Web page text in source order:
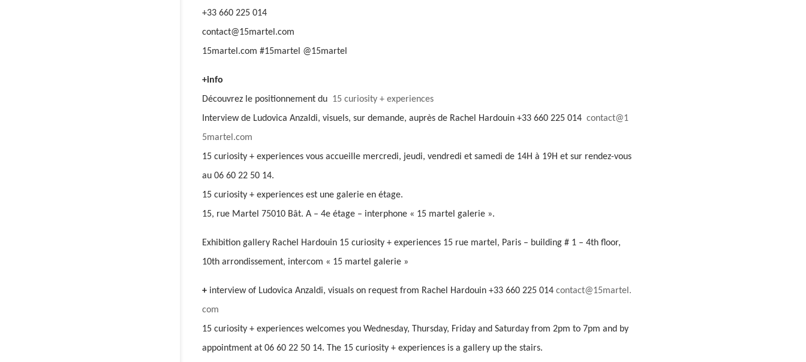
+33 660 225 014
contact@15martel.com
15martel.com #15martel @15martel
+info
Découvrez le positionnement du 15 curiosity + experiences
Interview de Ludovica Anzaldi, visuels, sur demande, auprès de Rachel Hardouin +33 660 225 014 contact@1
5martel.com
15 curiosity + experiences vous accueille mercredi, jeudi, vendredi et samedi de 14H à 19H et sur rendez-vous
au 06 60 22 50 14.
15 curiosity + experiences est une galerie en étage.
15, rue Martel 75010 Bât. A – 4e étage – interphone « 15 martel galerie ».
Exhibition gallery Rachel Hardouin 15 curiosity + experiences 15 rue martel, Paris – building # 1 – 4th floor,
10th arrondissement, intercom « 15 martel galerie »
+ interview of Ludovica Anzaldi, visuals on request from Rachel Hardouin +33 660 225 014 contact@15martel.
com
15 curiosity + experiences welcomes you Wednesday, Thursday, Friday and Saturday from 2pm to 7pm and by
appointment at 06 60 22 50 14. The 15 curiosity + experiences is a gallery up the stairs.